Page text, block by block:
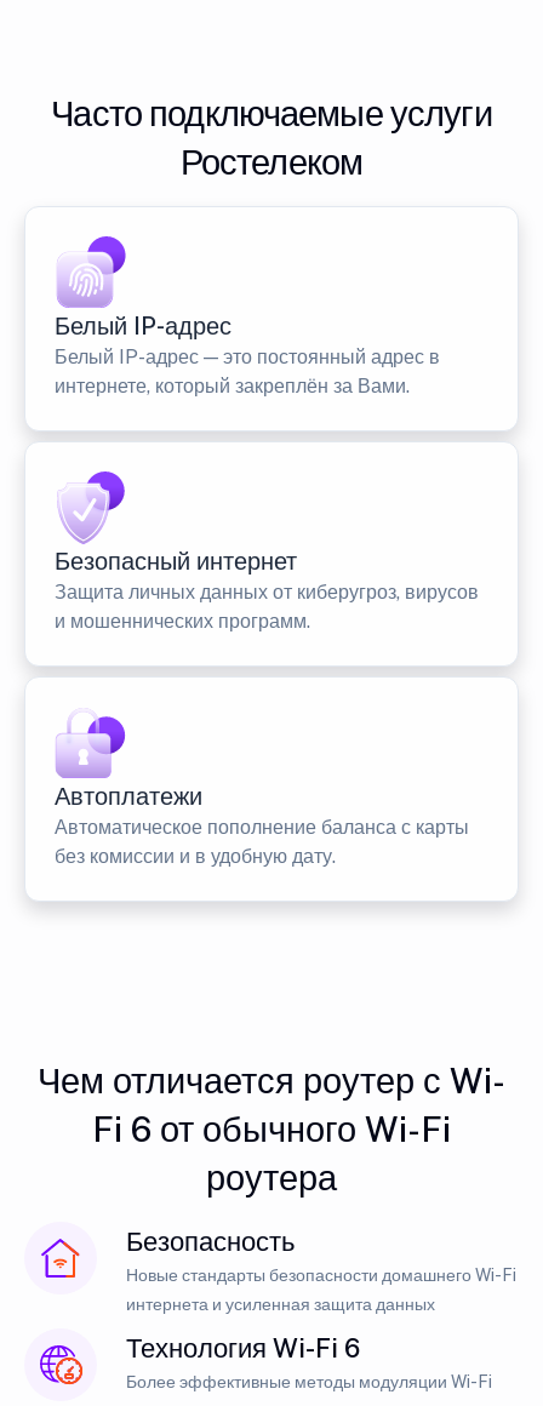
Часто подключаемые услуги
Ростелеком
Белый IP-адрес
Белый IP-адрес — это постоянный адрес в
интернете, который закреплён за Вами.
Безопасный интернет
Защита личных данных от киберугроз, вирусов
и мошеннических программ.
Автоплатежи
Автоматическое пополнение баланса с карты
без комиссии и в удобную дату.
Чем отличается роутер с Wi-
Fi 6 от обычного Wi-Fi
роутера
Безопасность
Новые стандарты безопасности домашнего Wi-Fi
интернета и усиленная защита данных
Технология Wi-Fi 6
Более эффективные методы модуляции Wi-Fi